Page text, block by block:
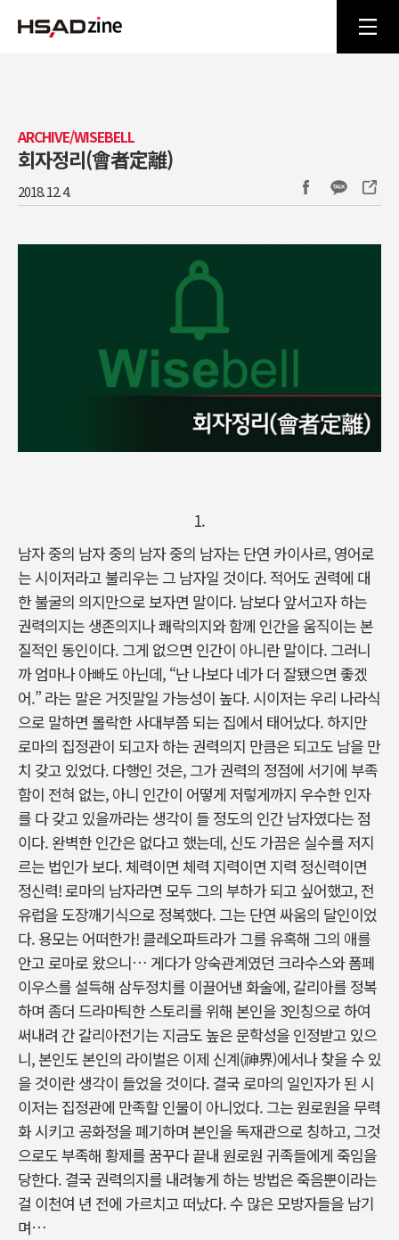
ARCHIVE/WISEBELL
회자정리(會者定離)
2018. 12. 4.
1.
남자 중의 남자 중의 남자 중의 남자는 단연 카이사르, 영어로
는 시이저라고 불리우는 그 남자일 것이다. 적어도 권력에 대
한 불굴의 의지만으로 보자면 말이다. 남보다 앞서고자 하는
권력의지는 생존의지나 쾌락의지와 함께 인간을 움직이는 본
질적인 동인이다. 그게 없으면 인간이 아니란 말이다. 그러니
까 엄마나 아빠도 아닌데, “난 나보다 네가 더 잘됐으면 좋겠
어.” 라는 말은 거짓말일 가능성이 높다. 시이저는 우리 나라식
으로 말하면 몰락한 사대부쯤 되는 집에서 태어났다. 하지만
로마의 집정관이 되고자 하는 권력의지 만큼은 되고도 남을 만
치 갖고 있었다. 다행인 것은, 그가 권력의 정점에 서기에 부족
함이 전혀 없는, 아니 인간이 어떻게 저렇게까지 우수한 인자
를 다 갖고 있을까라는 생각이 들 정도의 인간 남자였다는 점
이다. 완벽한 인간은 없다고 했는데, 신도 가끔은 실수를 저지
르는 법인가 보다. 체력이면 체력 지력이면 지력 정신력이면
정신력! 로마의 남자라면 모두 그의 부하가 되고 싶어했고, 전
유럽을 도장깨기식으로 정복했다. 그는 단연 싸움의 달인이었
다. 용모는 어떠한가! 클레오파트라가 그를 유혹해 그의 애를
안고 로마로 왔으니… 게다가 앙숙관계였던 크라수스와 폼페
이우스를 설득해 삼두정치를 이끌어낸 화술에, 갈리아를 정복
하며 좀더 드라마틱한 스토리를 위해 본인을 3인칭으로 하여
써내려 간 갈리아전기는 지금도 높은 문학성을 인정받고 있으
니, 본인도 본인의 라이벌은 이제 신계(神界)에서나 찾을 수 있
을 것이란 생각이 들었을 것이다. 결국 로마의 일인자가 된 시
이저는 집정관에 만족할 인물이 아니었다. 그는 원로원을 무력
화 시키고 공화정을 폐기하며 본인을 독재관으로 칭하고, 그것
으로도 부족해 황제를 꿈꾸다 끝내 원로원 귀족들에게 죽임을
당한다. 결국 권력의지를 내려놓게 하는 방법은 죽음뿐이라는
걸 이천여 년 전에 가르치고 떠났다. 수 많은 모방자들을 남기
며…